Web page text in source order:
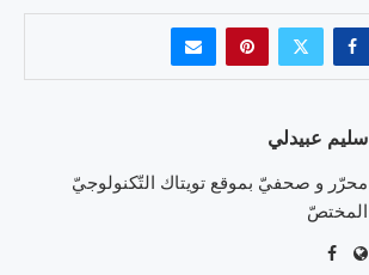
سليم عبيدلي
محرّر و صحفيّ بموقع تويتاك التّكنولوجيّ
المختصّ